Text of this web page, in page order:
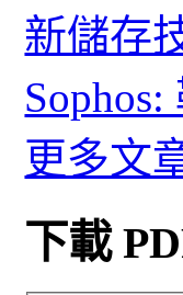
新儲存
更多文
下載